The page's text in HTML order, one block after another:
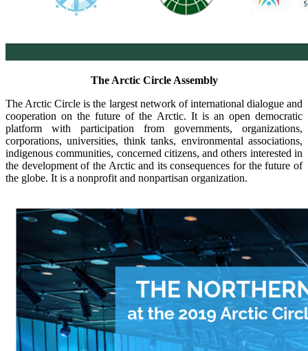
The Arctic Circle Assembly
The Arctic Circle is the largest network of international dialogue and
cooperation on the future of the Arctic. It is an open democratic
platform with participation from governments, organizations,
corporations, universities, think tanks, environmental associations,
indigenous communities, concerned citizens, and others interested in
the development of the Arctic and its consequences for the future of
the globe. It is a nonprofit and nonpartisan organization.